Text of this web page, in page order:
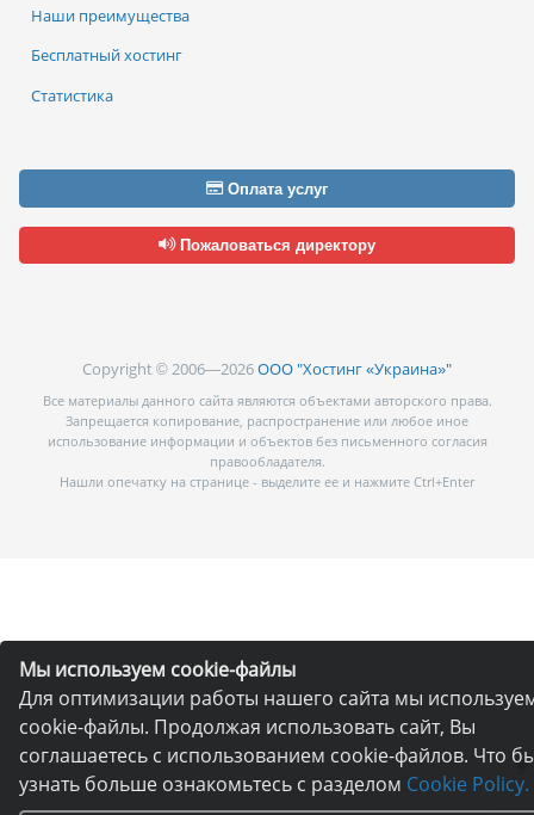
Мы используем cookie-файлы
Для оптимизации работы нашего сайта мы
cookie-файлы. Продолжая использовать сайт, Вы
соглашаетесь с использованием cookie-файлов. Что
узнать больше ознакомьтесь с разделом Cookie Policy.
Наши преимущества
Бесплатный хостинг
Статистика
Оплата услуг
Пожаловаться директору
Copyright © 2006—2026ООО "Хостинг «Украина»"
Все материалы данного сайта являются объектами авторского права.
Запрещается копирование, распространение или любое иное
использование информации и объектов без письменного согласия
правообладателя.
Нашли опечатку на странице - выделите ее и нажмите Ctrl+Enter